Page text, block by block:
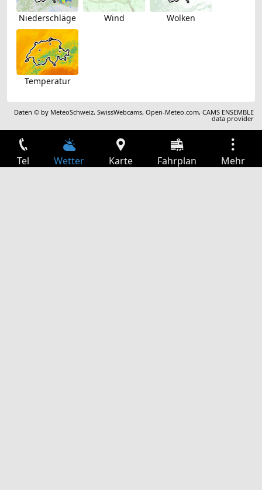
Niederschläge Wind Wolken
Temperatur
Daten © by MeteoSchweiz,SwissWebcams,Open-Meteo.com,CAMS ENSEMBLE
data provider
Tel Wetter Karte Fahrplan Mehr